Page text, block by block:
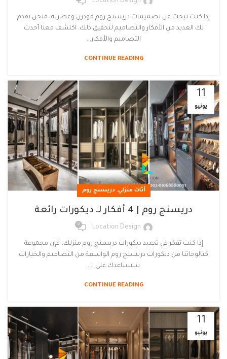
إذا كنت تبحث عن تصميمات دريسنج روم مودرن وعصرية، فنحن نقدم
لك العديد من الأفكار والتصاميم لتحقيق ذلك. اكتشف معنا أحدث
التصاميم والأفكار...
CONTINUE READING
11
يونيو
أثاث منزلي, دريسنج روم
دريسنج روم | 4 أفكار لـ ديكورات رائعة
Location Design
0
إذا كنت تفكر في تجديد ديكورات دريسنج روم منزلك، فإن مجموعة
كتالوجاتنا من ديكورات دريسنج روم الواسعة من التصاميم والخيارات
ستساعدك على ا...
CONTINUE READING
11
يونيو